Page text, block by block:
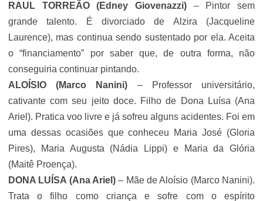
RAUL TORREÃO
(Edney Giovenazzi) – Pintor sem
grande talento. É divorciado de Alzira (Jacqueline
Laurence), mas continua sendo sustentado por ela. Aceita
o “financiamento” por saber que, de outra forma, não
conseguiria continuar pintando.
ALOÍSIO
(Marco Nanini) – Professor universitário,
cativante com seu jeito doce. Filho de Dona Luísa (Ana
Ariel). Pratica voo livre e já sofreu alguns acidentes. Foi em
uma dessas ocasiões que conheceu Maria José (Gloria
Pires), Maria Augusta (Nádia Lippi) e Maria da Glória
(Maitê Proença).
DONA LUÍSA (Ana Ariel) – Mãe de Aloísio (Marco Nanini).
Trata o filho como criança e sofre com o espírito